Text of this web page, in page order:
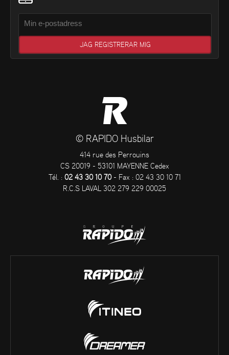
© RAPIDO Husbilar
414 rue des Perrouins
CS 20019 - 53101 MAYENNE Cedex
Tél. : 02 43 30 10 70- Fax : 02 43 30 10 71
R.C.S LAVAL 302 279 229 00025